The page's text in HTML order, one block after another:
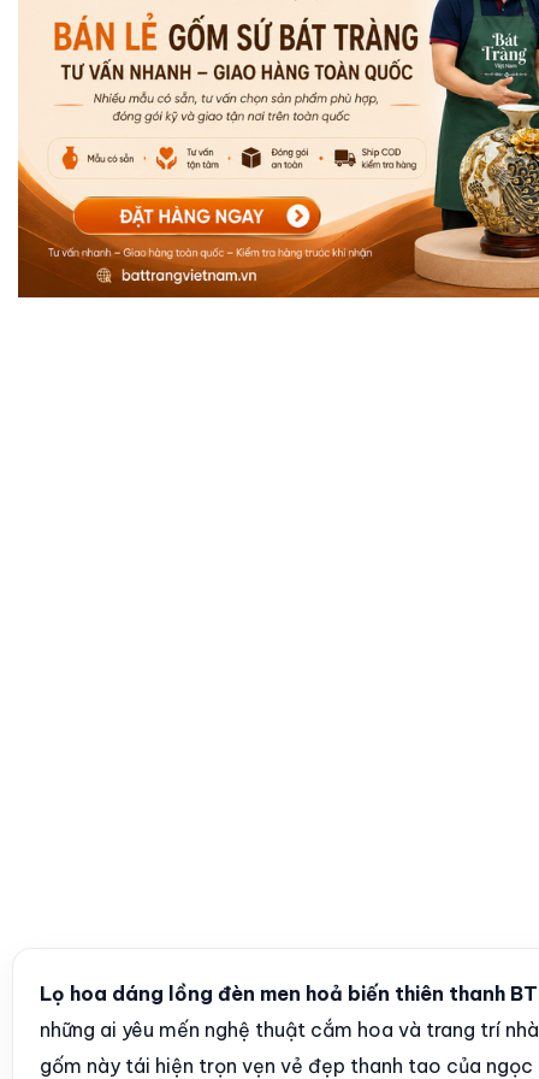
Lọ hoa dáng lồng đèn men hoả biến thiên thanh
những ai yêu mến nghệ thuật cắm hoa và trang trí
gốm này tái hiện trọn vẹn vẻ đẹp thanh tao của